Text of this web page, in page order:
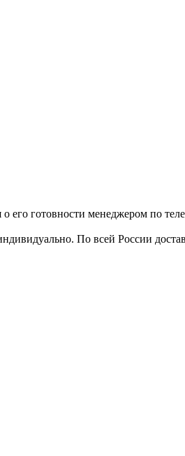
его готовности менеджером по
По всей России